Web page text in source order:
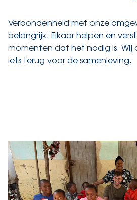
Verbondenheid met onze
belangrijk. Elkaar helpen en
momenten dat het nodig is. Wij
iets terug voor de samenleving.